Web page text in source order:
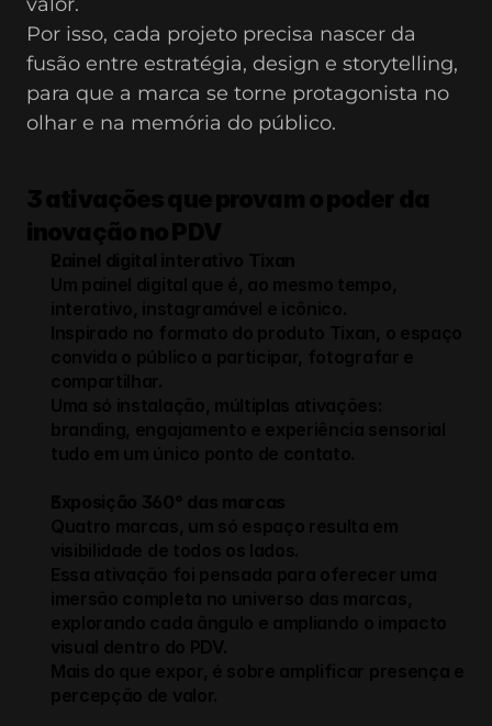
Por isso, cada projeto precisa nascer da
fusão entre estratégia, design e storytelling,
para que a marca se torne protagonista no
olhar e na memória do público.